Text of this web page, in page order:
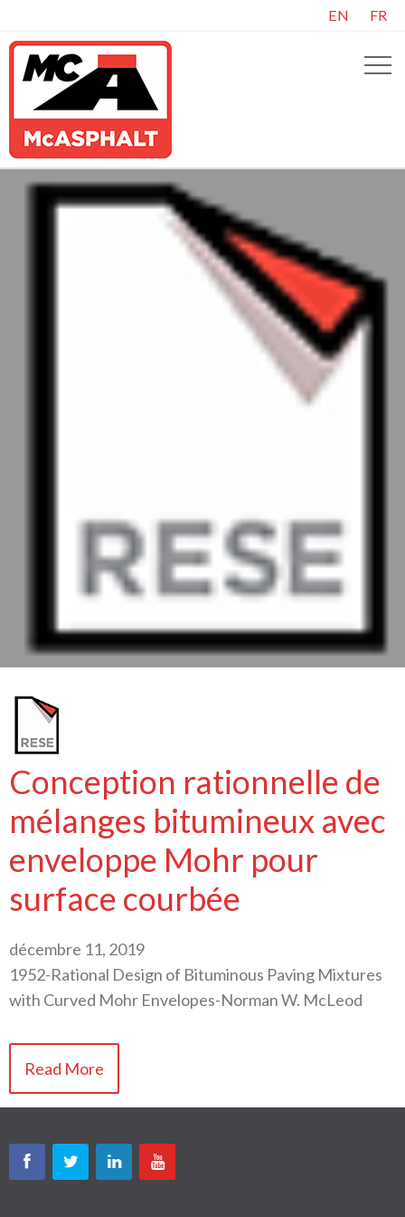
EN FR
Conception rationnelle de
mélanges bitumineux avec
enveloppe Mohr pour
surface courbée
décembre 11, 2019
1952-Rational Design of Bituminous Paving Mixtures
with Curved Mohr Envelopes-Norman W. McLeod
Read More